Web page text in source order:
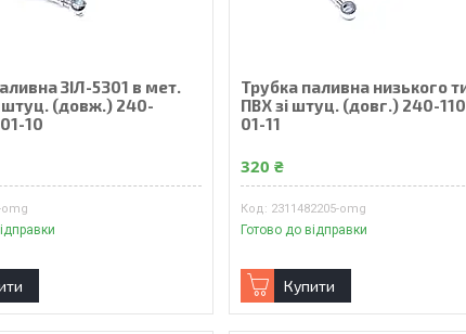
ЗІЛ-5301 в мет.
штуц. (довж.) 240-
10
omg
Трубка паливна низького
ПВХ зі штуц. (довг.) 240-
01-11
320 ₴
2311482205-omg
Готово до відправки
Купити